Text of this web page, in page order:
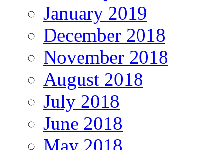
January 2019
December 2018
November 2018
August 2018
July 2018
June 2018
May 2018